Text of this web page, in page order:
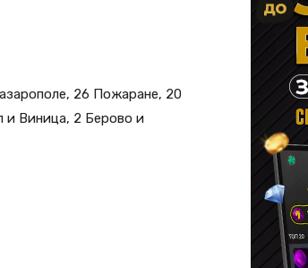
26 Пожаране, 20
и Виница, 2 Берово и